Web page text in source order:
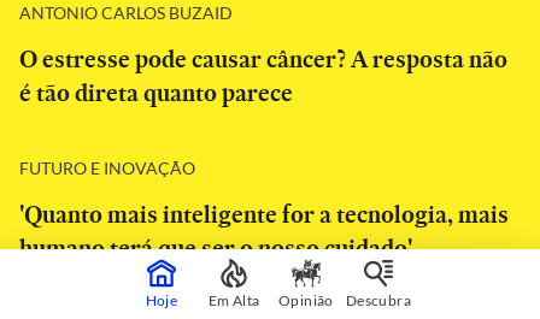
ANTONIO CARLOS BUZAID
O estresse pode causar câncer? A resposta não
é tão direta quanto parece
FUTURO E INOVAÇÃO
'Quanto mais inteligente for a tecnologia, mais
humano terá que ser o nosso cuidado'
Hoje Em Alta Opinião Descubra